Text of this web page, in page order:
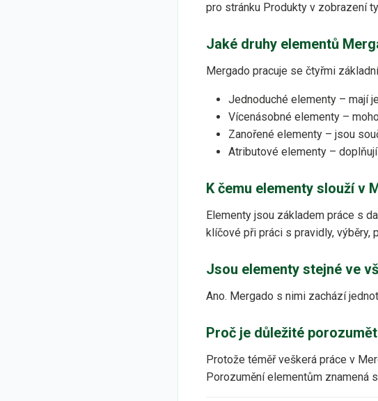
pro stránku Produkty v zobrazení
Jaké druhy elementů
Mergado pracuje se čtyřmi
Jednoduché elementy – mají
Vícenásobné elementy –
Zanořené elementy – jsou
Atributové elementy –
K čemu elementy slouží v
Elementy jsou základem práce s
klíčové při práci s pravidly, výběry,
Jsou elementy stejné ve
Ano. Mergado s nimi zachází
Proč je důležité
Protože téměř veškerá práce v
Porozumění elementům znamená